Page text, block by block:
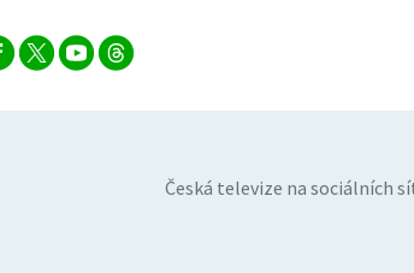
Česká televize na sociálních